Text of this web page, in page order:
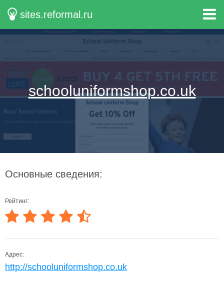
sites.reformal.ru
schooluniformshop.co.uk
Основные сведения:
Рейтинг:
Адрес:
http://schooluniformshop.co.uk